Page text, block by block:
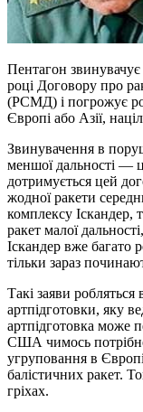
Пентагон
році Договору про
(РСМД) і погрожує
Європі або Азії,
Звинувачення в
меншої дальності —
дотримується цей
жодної ракети
комплексу Іскандер,
ракет малої
Іскандер вже багато
тільки зараз
Такі заяви робляться
артпідготовки, яку
артпідготовка може
США чимось потрібно
угруповання в
балістичних ракет.
гріхах.